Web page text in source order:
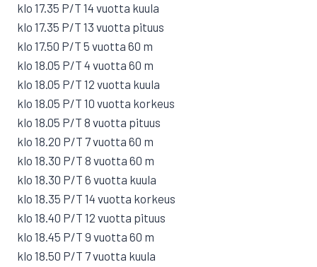
klo 17.35 P/T 14 vuotta kuula
klo 17.35 P/T 13 vuotta pituus
klo 17.50 P/T 5 vuotta 60 m
klo 18.05 P/T 4 vuotta 60 m
klo 18.05 P/T 12 vuotta kuula
klo 18.05 P/T 10 vuotta korkeus
klo 18.05 P/T 8 vuotta pituus
klo 18.20 P/T 7 vuotta 60 m
klo 18.30 P/T 8 vuotta 60 m
klo 18.30 P/T 6 vuotta kuula
klo 18.35 P/T 14 vuotta korkeus
klo 18.40 P/T 12 vuotta pituus
klo 18.45 P/T 9 vuotta 60 m
klo 18.50 P/T 7 vuotta kuula